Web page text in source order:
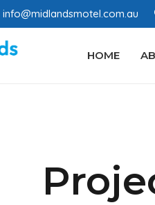
info@midlandsmotel.com.au
HOME